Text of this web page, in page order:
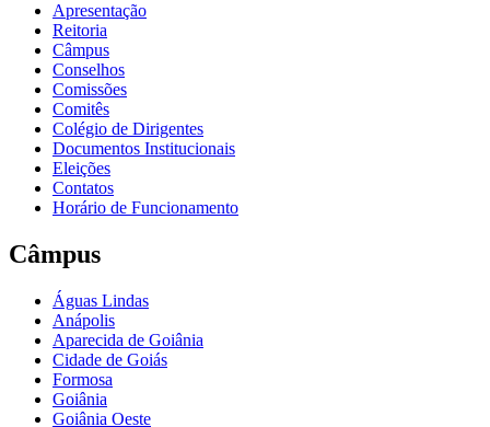
Apresentação
Reitoria
Câmpus
Conselhos
Comissões
Comitês
Colégio de Dirigentes
Documentos Institucionais
Eleições
Contatos
Horário de Funcionamento
Câmpus
Águas Lindas
Anápolis
Aparecida de Goiânia
Cidade de Goiás
Formosa
Goiânia
Goiânia Oeste